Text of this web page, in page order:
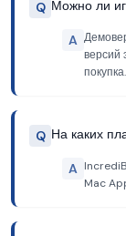
Q Можно ли
A
версий
покупка.
Q На каких
A
Mac